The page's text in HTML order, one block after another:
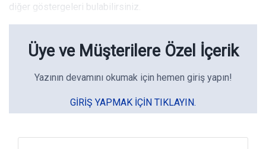
diğer göstergeleri bulabilirsiniz.
Üye ve Müşterilere Özel İçerik
Yazının devamını okumak için hemen giriş yapın!
GIRIŞ YAPMAK IÇIN TIKLAYIN.